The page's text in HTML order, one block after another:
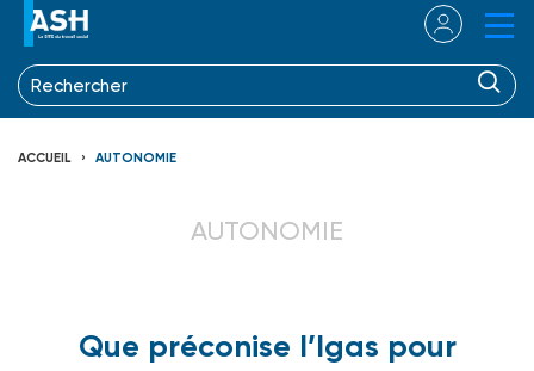
ACCUEIL AUTONOMIE
AUTONOMIE
Que préconise l’Igas pour